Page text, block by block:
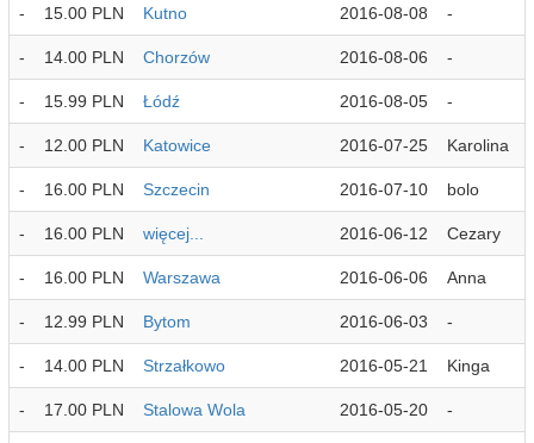
- 15.00 PLN Kutno 2016-08-08 -
- 14.00 PLN Chorzów 2016-08-06 -
- 15.99 PLN Łódź 2016-08-05 -
- 12.00 PLN Katowice 2016-07-25 Karolina
- 16.00 PLN Szczecin 2016-07-10 bolo
- 16.00 PLN więcej... 2016-06-12 Cezary
- 16.00 PLN Warszawa 2016-06-06 Anna
- 12.99 PLN Bytom 2016-06-03 -
- 14.00 PLN Strzałkowo 2016-05-21 Kinga
- 17.00 PLN Stalowa Wola 2016-05-20 -